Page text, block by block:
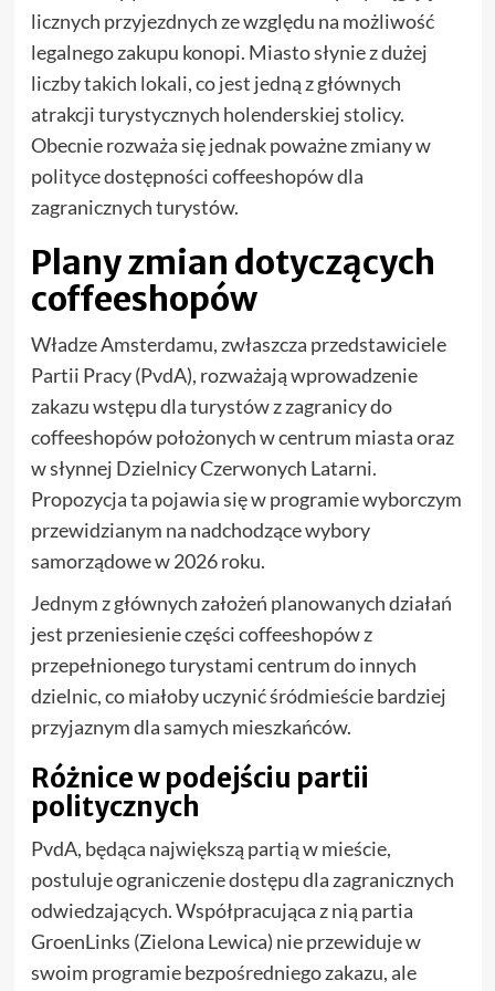
licznych przyjezdnych ze względu na możliwość
legalnego zakupu konopi. Miasto słynie z dużej
liczby takich lokali, co jest jedną z głównych
atrakcji turystycznych holenderskiej stolicy.
Obecnie rozważa się jednak poważne zmiany w
polityce dostępności coffeeshopów dla
zagranicznych turystów.
Plany zmian dotyczących
coffeeshopów
Władze Amsterdamu, zwłaszcza przedstawiciele
Partii Pracy (PvdA), rozważają wprowadzenie
zakazu wstępu dla turystów z zagranicy do
coffeeshopów położonych w centrum miasta oraz
w słynnej Dzielnicy Czerwonych Latarni.
Propozycja ta pojawia się w programie wyborczym
przewidzianym na nadchodzące wybory
samorządowe w 2026 roku.
Jednym z głównych założeń planowanych działań
jest przeniesienie części coffeeshopów z
przepełnionego turystami centrum do innych
dzielnic, co miałoby uczynić śródmieście bardziej
przyjaznym dla samych mieszkańców.
Różnice w podejściu partii
politycznych
PvdA, będąca największą partią w mieście,
postuluje ograniczenie dostępu dla zagranicznych
odwiedzających. Współpracująca z nią partia
GroenLinks (Zielona Lewica) nie przewiduje w
swoim programie bezpośredniego zakazu, ale